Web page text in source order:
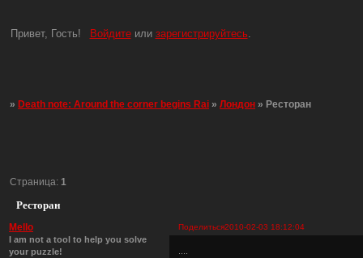
Привет, Гость! Войдитеили зарегистрируйтесь.
»Death note: Around the corner begins Rai »Лондон » Ресторан
Ресторан
Страница: 1
Поделиться2010-02-03 18:12:04
Mello
I am not a tool to help you solve
your puzzle!